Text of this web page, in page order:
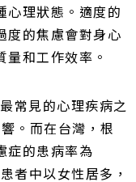
心理狀態。適度的
度的焦慮會對身心
和工作效率。
常見的心理疾病之
。而在台灣，根
症的患病率為
者中以女性居多，